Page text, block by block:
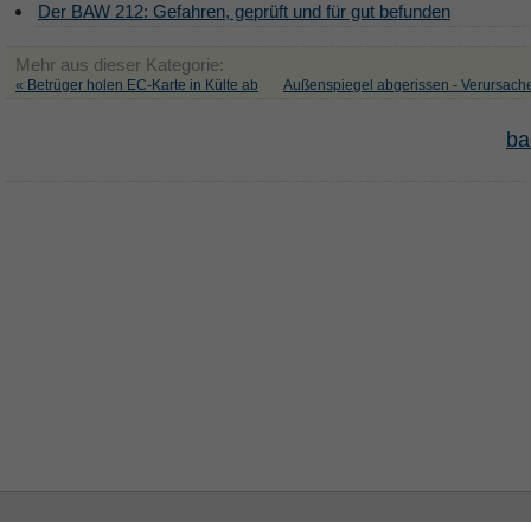
Der BAW 212: Gefahren, geprüft und für gut befunden
Mehr aus dieser Kategorie:
« Betrüger holen EC-Karte in Külte ab Außenspiegel abgerissen -